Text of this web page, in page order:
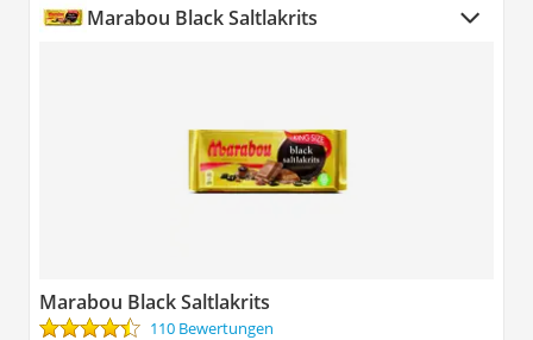
Marabou Black Saltlakrits
Marabou Black Saltlakrits
110 Bewertungen